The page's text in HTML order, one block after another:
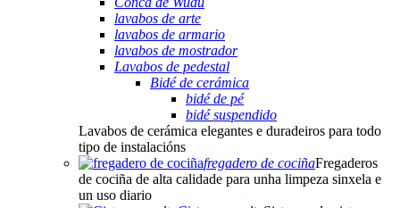
lavabos de arte
lavabos de armario
lavabos de mostrador
Lavabos de pedestal
Bidé de cerámica
bidé de pé
bidé suspendido
Lavabos de cerámica elegantes e duradeiros para todo
tipo de instalacións
fregadero de cociñaFregaderos
de cociña de alta calidade para unha limpeza sinxela e
un uso diario